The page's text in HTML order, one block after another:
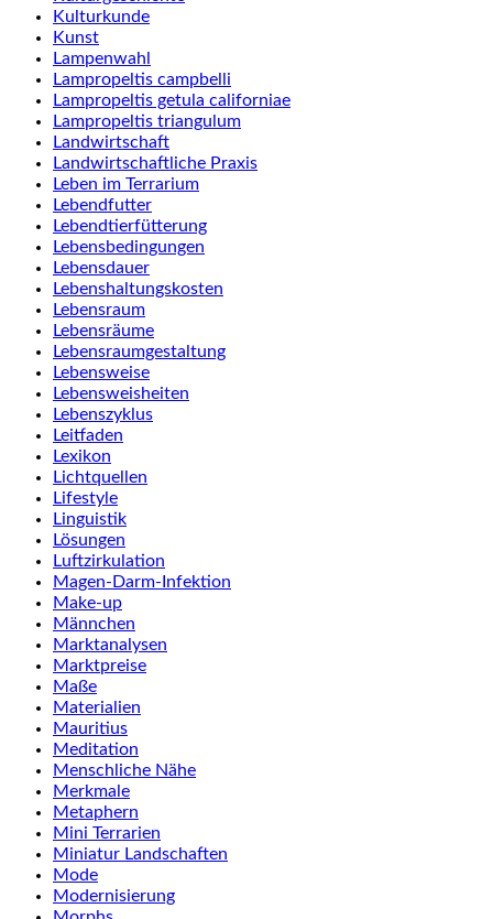
Kulturkunde
Kunst
Lampenwahl
Lampropeltis campbelli
Lampropeltis getula californiae
Lampropeltis triangulum
Landwirtschaft
Landwirtschaftliche Praxis
Leben im Terrarium
Lebendfutter
Lebendtierfütterung
Lebensbedingungen
Lebensdauer
Lebenshaltungskosten
Lebensraum
Lebensräume
Lebensraumgestaltung
Lebensweise
Lebensweisheiten
Lebenszyklus
Leitfaden
Lexikon
Lichtquellen
Lifestyle
Linguistik
Lösungen
Luftzirkulation
Magen-Darm-Infektion
Make-up
Männchen
Marktanalysen
Marktpreise
Maße
Materialien
Mauritius
Meditation
Menschliche Nähe
Merkmale
Metaphern
Mini Terrarien
Miniatur Landschaften
Mode
Modernisierung